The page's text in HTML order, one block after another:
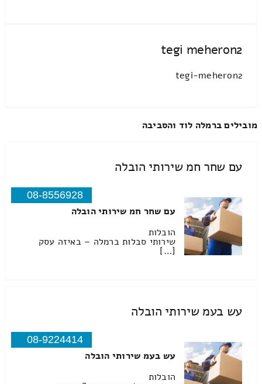
tegi meheron2
tegi-meheron2
מובילים ברמלה לוד והסביבה
עם שחר חמ שירותי הובלה
08-8556928
עם שחר חמ שירותי הובלה
הובלות
שירותי סבלות ברמלה – באיזה עסק
[…]
עש בעמ שירותי הובלה
08-9224414
עש בעמ שירותי הובלה
הובלות